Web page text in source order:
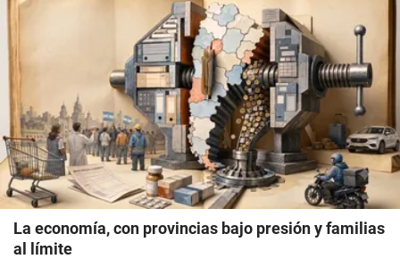
La economía, con provincias bajo presión y familias
al límite